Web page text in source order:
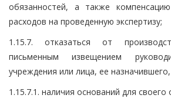
обязанностей, а также
расходов на проведенную экспертизу;
1.15.7. отказаться от
письменным извещением
учреждения или лица, ее назначившего,
1.15.7.1. наличия оснований для своего